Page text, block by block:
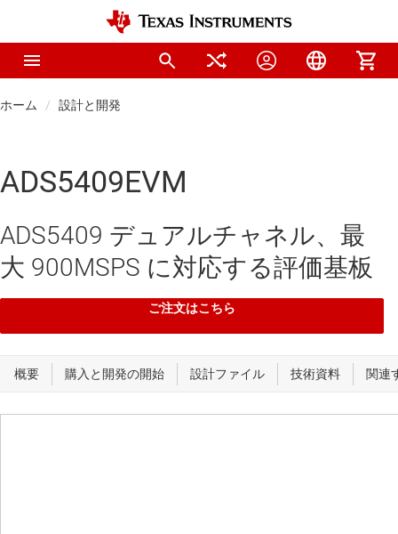
ホーム 設計と開発
ADS5409EVM
ADS5409 デュアルチャネル、最
大 900MSPS に対応する評価基板
ご注文はこちら